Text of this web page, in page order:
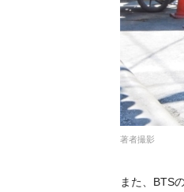
著者撮影
また、BTS